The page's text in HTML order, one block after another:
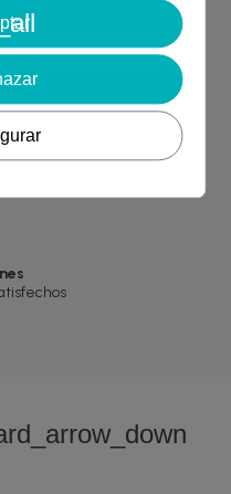
Crear lista de deseos
Iniciar sesión